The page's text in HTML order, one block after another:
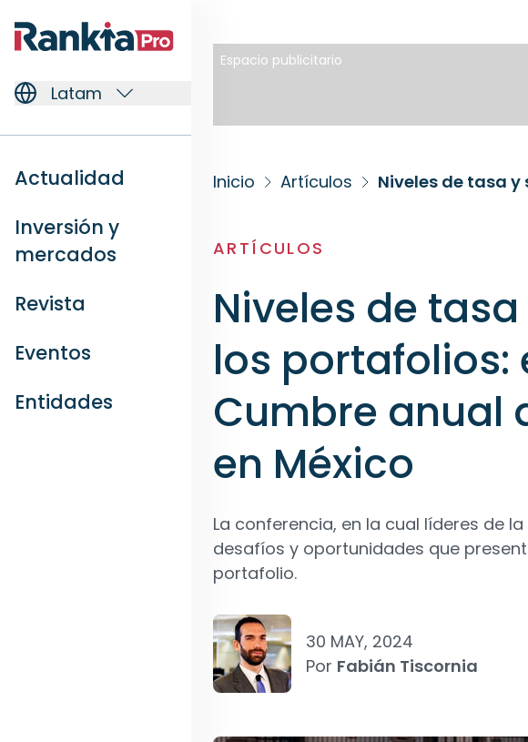
Latam
Actualidad
Inversión y
mercados
Revista
Eventos
Entidades
Espacio publicitario
Inicio Artículos
ARTÍCULOS
Niveles de
los portafolios:
Cumbre anual
en México
La conferencia, en la cual líderes de
desafíos y oportunidades que
portafolio.
30 MAY, 2024
Por Fabián Tiscornia